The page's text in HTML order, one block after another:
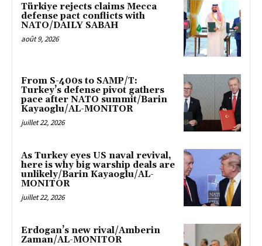
Türkiye rejects claims Mecca
defense pact conflicts with
NATO/DAILY SABAH
août 9, 2026
From S-400s to SAMP/T:
Turkey’s defense pivot gathers
pace after NATO summit/Barin
Kayaoglu/AL-MONITOR
juillet 22, 2026
As Turkey eyes US naval revival,
here is why big warship deals are
unlikely/Barin Kayaoglu/AL-
MONITOR
juillet 22, 2026
Erdogan’s new rival/Amberin
Zaman/AL-MONITOR